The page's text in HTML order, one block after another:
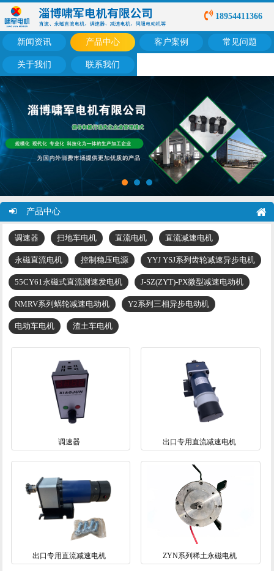
18954411366
新闻资讯 产品中心 客户案例 常见问题
关于我们 联系我们
产品中心
调速器 扫地车电机 直流电机 直流减速电机
永磁直流电机 控制稳压电源 YYJ YSJ系列齿轮减速异步电机
55CY61永磁式直流测速发电机 J-SZ(ZYT)-PX微型减速电动机
NMRV系列蜗轮减速电动机 Y2系列三相异步电动机
电动车电机 渣土车电机
调速器 出口专用直流减速电机
出口专用直流减速电机 ZYN系列稀土永磁电机